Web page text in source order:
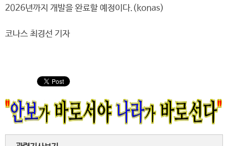
2026년까지 개발을 완료할 예정이다.(konas)
코나스 최경선 기자